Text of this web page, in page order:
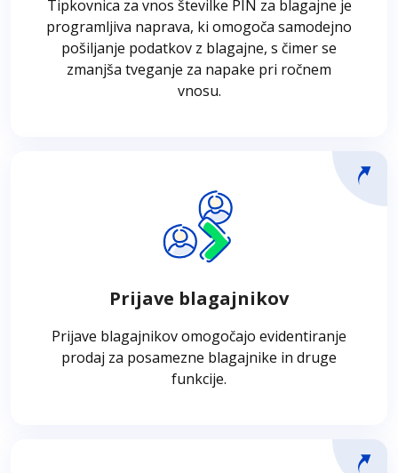
Tipkovnica za vnos številke PIN za blagajne je
programljiva naprava, ki omogoča samodejno
pošiljanje podatkov z blagajne, s čimer se
zmanjša tveganje za napake pri ročnem
vnosu.
PIN ne zahtevajo posredovanja blagajnika,
podatki z blagajne pa se pošiljajo samodejno,
kar zmanjša število napak, povezanih z
ročnim vnosom.
Prijave blagajnikov
Prijave blagajnikov omogočajo evidentiranje
prodaj za posamezne blagajnike in druge
funkcije.
Prijave blagajnikov
Prijave blagajnikov omogočajo evidentiranje
prodaj za posamezne blagajnike na podlagi
ustvarjanje evidenc prodaje za vsakega
številk na računih in izpis posameznih
prodajnih povzetkov kadarkoli ali ob koncu